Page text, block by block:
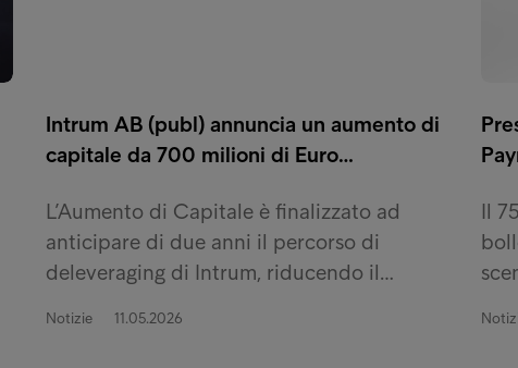
Intrum AB (publ) annuncia un aumento di
capitale da 700 milioni di Euro…
L’Aumento di Capitale è finalizzato ad
anticipare di due anni il percorso di
deleveraging di Intrum, riducendo il…
Notizie 11.05.2026
Il